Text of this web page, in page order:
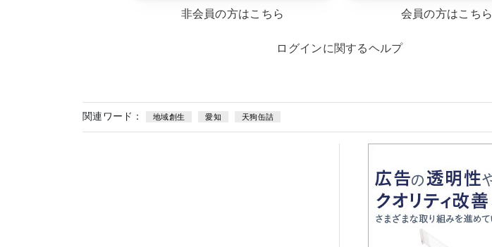
非会員の方はこちら 会員の方はこちら
ログインに関するヘルプ
関連ワード： 地域創生 愛知 天狗缶詰